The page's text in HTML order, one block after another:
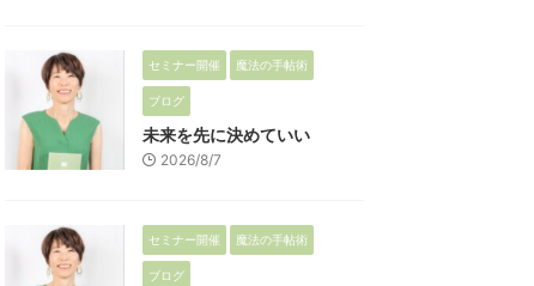
セミナー開催 魔法の手帖術
ブログ
未来を先に決めていい
2026/8/7
セミナー開催 魔法の手帖術
ブログ